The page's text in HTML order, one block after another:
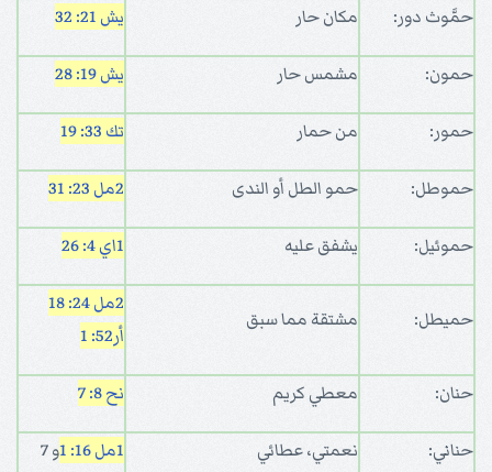
حمَّوث دور: مكان حار يش 21: 32
حمون: مشمس حار يش 19: 28
حمور: من حمار تك 33: 19
حموطل: حمو الطل أو الندى 2مل 23: 31
حموئيل: يشفق عليه 1اي 4: 26
حميطل: مشتقة مما سبق
2مل 24: 18
أر52: 1
حنان: معطي كريم نح 8: 7
حناني: نعمتي، عطائي 1مل 16: 1 و 7